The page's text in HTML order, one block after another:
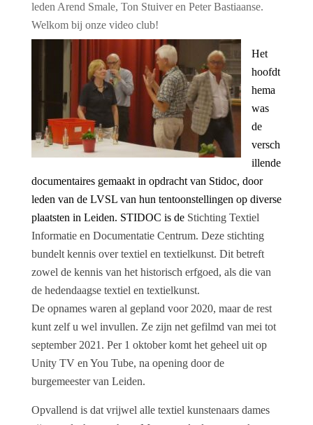
leden Arend Smale, Ton Stuiver en Peter Bastiaanse.
Welkom bij onze video club!
Het
hoofdt
hema
was
de
versch
illende
documentaires gemaakt in opdracht van Stidoc, door
leden van de LVSL van hun tentoonstellingen op diverse
plaatsten in Leiden. STIDOC is de Stichting Textiel
Informatie en Documentatie Centrum. Deze stichting
bundelt kennis over textiel en textielkunst. Dit betreft
zowel de kennis van het historisch erfgoed, als die van
de hedendaagse textiel en textielkunst.
De opnames waren al gepland voor 2020, maar de rest
kunt zelf u wel invullen. Ze zijn net gefilmd van mei tot
september 2021. Per 1 oktober komt het geheel uit op
Unity TV en You Tube, na opening door de
burgemeester van Leiden.
Opvallend is dat vrijwel alle textiel kunstenaars dames